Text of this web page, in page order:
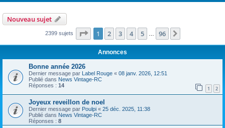
Nouveau sujet
2399 sujets Page 1sur96
1 2 3 4 5 96
Annonces
Bonne année 2026
Dernier message par Label Rouge « 08 janv. 2026, 12:51
Publié dans News Vintage-RC
Réponses : 14 1 2
Joyeux reveillon de noel
Dernier message par Poulpi « 25 déc. 2025, 11:38
Publié dans News Vintage-RC
Réponses : 8